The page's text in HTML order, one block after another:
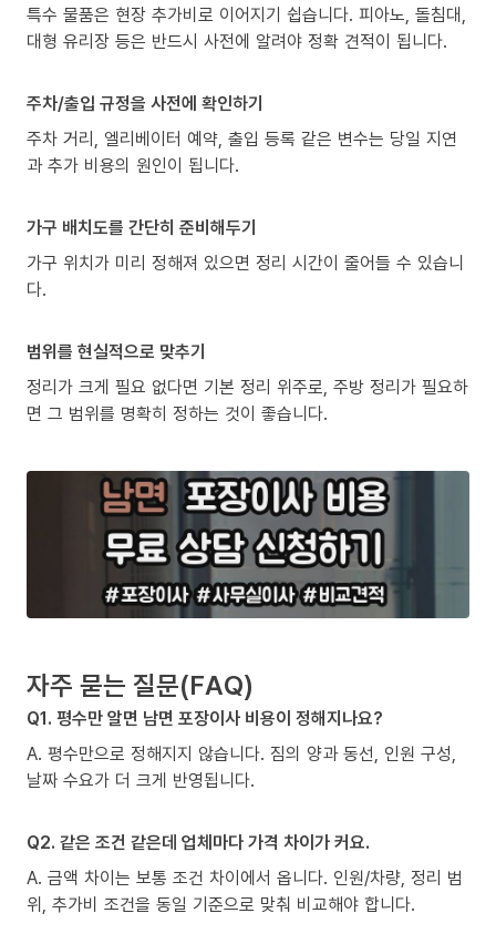
특수 물품은 현장 추가비로 이어지기 쉽습니다. 피아노, 돌침대,
대형 유리장 등은 반드시 사전에 알려야 정확 견적이 됩니다.
주차/출입 규정을 사전에 확인하기
주차 거리, 엘리베이터 예약, 출입 등록 같은 변수는 당일 지연
과 추가 비용의 원인이 됩니다.
가구 배치도를 간단히 준비해두기
가구 위치가 미리 정해져 있으면 정리 시간이 줄어들 수 있습니
다.
범위를 현실적으로 맞추기
정리가 크게 필요 없다면 기본 정리 위주로, 주방 정리가 필요하
면 그 범위를 명확히 정하는 것이 좋습니다.
자주 묻는 질문(FAQ)
Q1. 평수만 알면 남면 포장이사 비용이 정해지나요?
A. 평수만으로 정해지지 않습니다. 짐의 양과 동선, 인원 구성,
날짜 수요가 더 크게 반영됩니다.
Q2. 같은 조건 같은데 업체마다 가격 차이가 커요.
A. 금액 차이는 보통 조건 차이에서 옵니다. 인원/차량, 정리 범
위, 추가비 조건을 동일 기준으로 맞춰 비교해야 합니다.